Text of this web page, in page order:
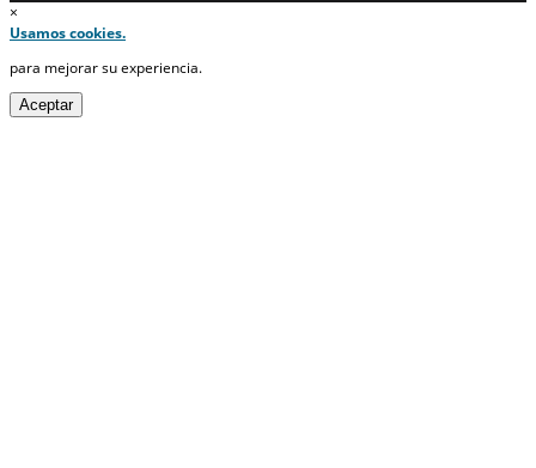
×
Usamos cookies.
para mejorar su experiencia.
Aceptar